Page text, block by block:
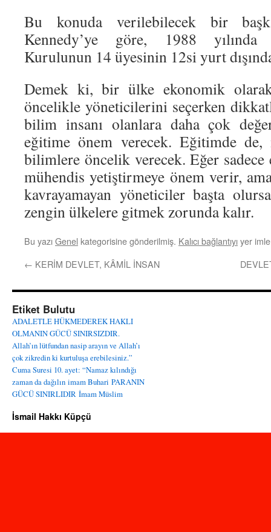
Bu konuda verilebilecek bir
Kennedy’ye göre, 1988 yılında
Kurulunun 14 üyesinin 12si yurt
Demek ki, bir ülke ekonomik
öncelikle yöneticilerini seçerken
bilim insanı olanlara daha çok
eğitime önem verecek. Eğitimde
bilimlere öncelik verecek. Eğer
mühendis yetiştirmeye önem verir,
kavrayamayan yöneticiler başta
zengin ülkelere gitmek zorunda kalır.
Bu yazıGenel kategorisine gönderilmiş. Kalıcı bağlantıyıyer
← KERİM DEVLET, KÂMİL İNSAN
Etiket Bulutu
ADALETLE HÜKMEDEREK HAKLI
OLMANIN GÜCÜ SINIRSIZDIR.
Allah’ın lütfundan nasip arayın ve Allah’ı
çok zikredin ki kurtuluşa erebilesiniz.”
Cuma Suresi 10. ayet: “Namaz kılındığı
zaman da dağılın imam Buhari PARANIN
GÜCÜ SINIRLIDIR İmam Müslim
İsmail Hakkı Küpçü